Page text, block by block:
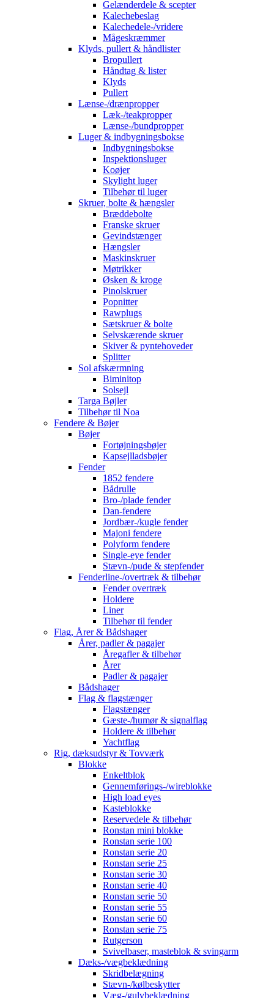
Gelænderdele & scepter
Kalechebeslag
Kalechedele-/vridere
Mågeskræmmer
Klyds, pullert & håndlister
Bropullert
Håndtag & lister
Klyds
Pullert
Lænse-/drænpropper
Læk-/teakpropper
Lænse-/bundpropper
Luger & indbygningsbokse
Indbygningsbokse
Inspektionsluger
Koøjer
Skylight luger
Tilbehør til luger
Skruer, bolte & hængsler
Bræddebolte
Franske skruer
Gevindstænger
Hængsler
Maskinskruer
Møtrikker
Øsken & kroge
Pinolskruer
Popnitter
Rawplugs
Sætskruer & bolte
Selvskærende skruer
Skiver & pyntehoveder
Splitter
Sol afskærmning
Biminitop
Solsejl
Targa Bøjler
Tilbehør til Noa
Fendere & Bøjer
Bøjer
Fortøjningsbøjer
Kapsejlladsbøjer
Fender
1852 fendere
Bådrulle
Bro-/plade fender
Dan-fendere
Jordbær-/kugle fender
Majoni fendere
Polyform fendere
Single-eye fender
Stævn-/pude & stepfender
Fenderline-/overtræk & tilbehør
Fender overtræk
Holdere
Liner
Tilbehør til fender
Flag, Årer & Bådshager
Årer, padler & pagajer
Åregafler & tilbehør
Årer
Padler & pagajer
Bådshager
Flag & flagstænger
Flagstænger
Gæste-/humør & signalflag
Holdere & tilbehør
Yachtflag
Rig, dæksudstyr & Tovværk
Blokke
Enkeltblok
Gennemførings-/wireblokke
High load eyes
Kasteblokke
Reservedele & tilbehør
Ronstan mini blokke
Ronstan serie 100
Ronstan serie 20
Ronstan serie 25
Ronstan serie 30
Ronstan serie 40
Ronstan serie 50
Ronstan serie 55
Ronstan serie 60
Ronstan serie 75
Rutgerson
Svivelbaser, masteblok & svingarm
Dæks-/vægbeklædning
Skridbelægning
Stævn-/kølbeskytter
Væg-/gulvbeklædning